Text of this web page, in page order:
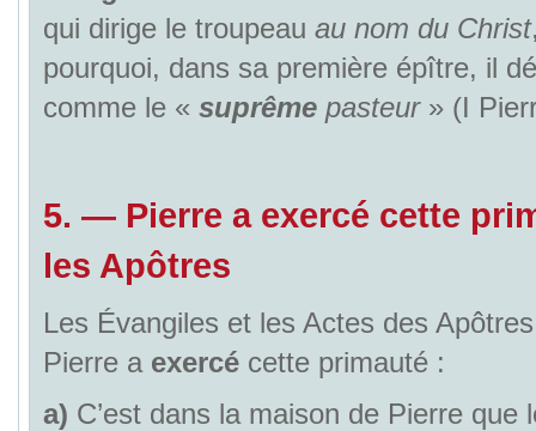
qui dirige le troupeau au nom du Christ
pourquoi, dans sa première épître, il
comme le « suprêmepasteur» (I
5. — Pierre a exercé cette
les Apôtres
Les Évangiles et les Actes des
Pierre a exercécette primauté :
a) C’est dans la maison de Pierre que